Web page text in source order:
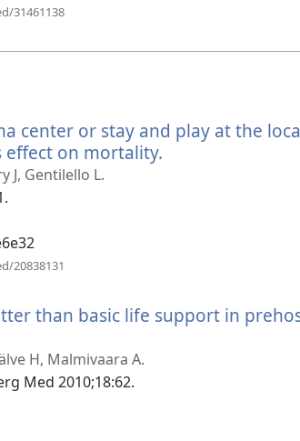
31461138
center or stay and play at the
on mortality.
J, Gentilello L.
20838131
窗
than basic life support in
H, Malmivaara A.
Med 2010;18:62.